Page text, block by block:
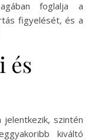
foglalja a
figyelését, és a
és
szintén
kiváltó